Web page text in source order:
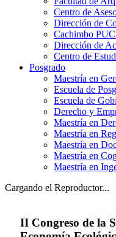
Centro de
Dirección de
Cachimbo
Dirección de
Centro de
Posgrado
Maestría en
Escuela de
Escuela de
Derecho y
Maestría en
Maestría en
Maestría en
Maestría en
Maestría en
Cargando el Reproductor...
II Congreso de la